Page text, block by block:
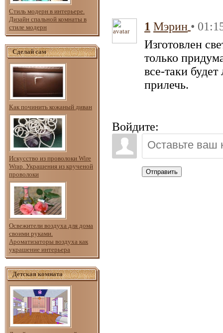
Стиль модерн в интерьере.
Дизайн спальной комнаты в
стиле модерн
Сделай сам
Как починить кожаный диван
Искусство из проволоки Wire
Wrap. Украшения из крученой
проволоки
Освежители воздуха для дома
своими руками.
Ароматизаторы воздуха как
украшение интерьера
Детская комната
1 Мэрин •
Изготовлен
только
все-таки
прилечь.
Войдите:
Отправить